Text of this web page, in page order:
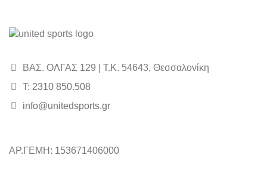
ΒΑΣ. ΟΛΓΑΣ 129 | Τ.Κ. 54643, Θεσσαλονίκη
Τ: 2310 850.508
info@unitedsports.gr
ΑΡ.ΓΕΜΗ: 153671406000